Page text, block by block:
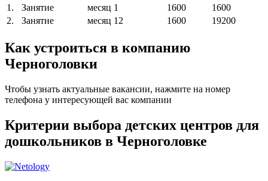
1.
Занятие месяц 1 1600
1600
2.
Занятие месяц 12 1600 19200
Как устроиться в компанию
Черноголовки
Чтобы узнать актуальные вакансии, нажмите на номер
телефона у интересующей вас компании
Критерии выбора детских центров для
дошкольников в Черноголовке